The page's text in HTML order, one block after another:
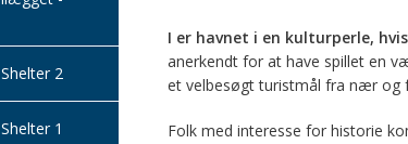
2
1
I er havnet i en kulturperle,
anerkendt for at have spillet en
et velbesøgt turistmål fra nær og
Folk med interesse for historie